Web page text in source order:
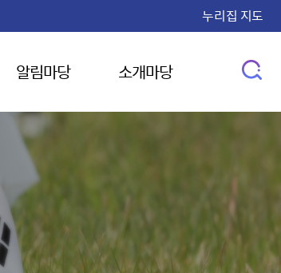
누리집 지도
알림마당 소개마당